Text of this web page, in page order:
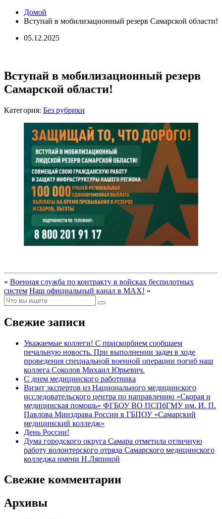
Домой
Вступай в мобилизационный резерв Самарской области!
05.12.2025
Вступай в мобилизационный резерв
Самарской области!
Категория: Без рубрики
« Военная служба по контракту в войсках беспилотных
систем Наш официальный канал в MAX! »
Свежие записи
Уважаемые коллеги! С прискорбием сообщаем
печальную новость. При выполнении задач в ходе
проведения специальной военной операции погиб наш
коллега Соколов Михаил Юрьевич.
С днем медицинского работника
Визит экспертов из Национального медицинского
исследовательского центра по направлению «Скорая и
медицинская помощь» ФГБОУ ВО ПСПбГМУ им. И. П.
Павлова Минздрава России в ГБПОУ «Самарский
медицинский колледж»
День России!
Дума городского округа Самара отметила отличную
работу волонтерского отряда Самарского медицинского
колледжа имени Н.Ляпиной
Свежие комментарии
Архивы